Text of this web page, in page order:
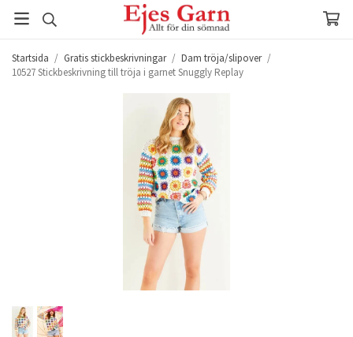
Startsida / Gratis stickbeskrivningar / Dam tröja/slipover /
10527 Stickbeskrivning till tröja i garnet Snuggly Replay